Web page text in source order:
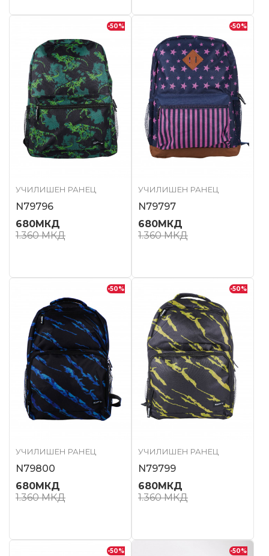
-50%
УЧИЛИШЕН РАНЕЦ
N79796
680МКД
1.360МКД
-50%
УЧИЛИШЕН РАНЕЦ
N79797
680МКД
1.360МКД
-50%
УЧИЛИШЕН РАНЕЦ
N79800
680МКД
1.360МКД
-50%
УЧИЛИШЕН РАНЕЦ
N79799
680МКД
1.360МКД
-50% -50%